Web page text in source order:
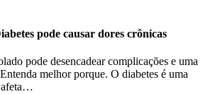
pode causar dores crônicas
pode desencadear complicações e uma
melhor porque. O diabetes é uma
afeta…